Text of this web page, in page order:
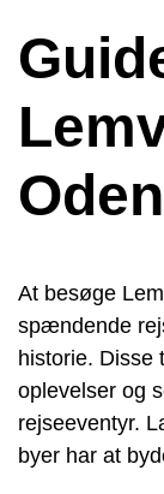
At besøge
spændende
historie. Disse
oplevelser og
rejseeventyr.
byer har at